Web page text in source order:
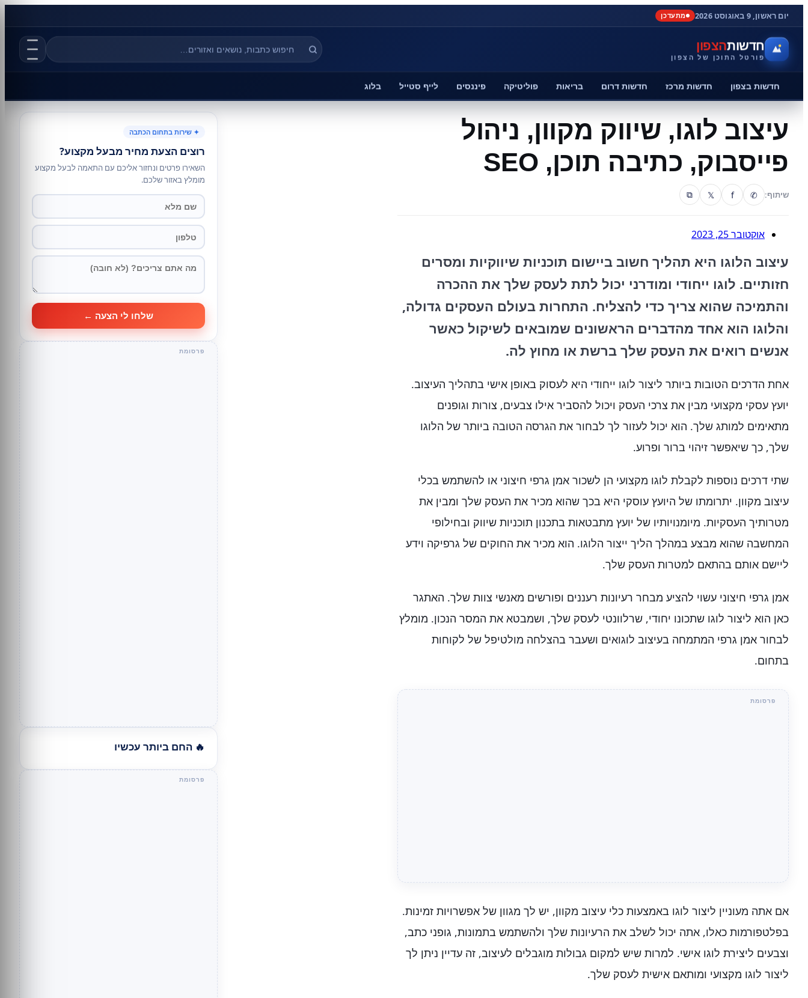
יום ראשון, 9 באוגוסט 2026 מתעדכן
חדשותהצפון
פורטל התוכן של הצפון
חדשות בצפון חדשות מרכז חדשות דרום בריאות פוליטיקה פיננסים לייף סטייל בלוג
עיצוב לוגו, שיווק מקוון, ניהול
פייסבוק, כתיבה תוכן, SEO
שיתוף: ✆
f
𝕏
⧉
אוקטובר 25, 2023
עיצוב הלוגו היא תהליך חשוב ביישום תוכניות שיווקיות ומסרים
חזותיים. לוגו ייחודי ומודרני יכול לתת לעסק שלך את ההכרה
והתמיכה שהוא צריך כדי להצליח. התחרות בעולם העסקים גדולה,
והלוגו הוא אחד מהדברים הראשונים שמובאים לשיקול כאשר
אנשים רואים את העסק שלך ברשת או מחוץ לה.
אחת הדרכים הטובות ביותר ליצור לוגו ייחודי היא לעסוק באופן אישי בתהליך העיצוב.
יועץ עסקי מקצועי מבין את צרכי העסק ויכול להסביר אילו צבעים, צורות וגופנים
מתאימים למותג שלך. הוא יכול לעזור לך לבחור את הגרסה הטובה ביותר של הלוגו
שלך, כך שיאפשר זיהוי ברור ופרוע.
שתי דרכים נוספות לקבלת לוגו מקצועי הן לשכור אמן גרפי חיצוני או להשתמש בכלי
עיצוב מקוון. יתרומתו של היועץ עוסקי היא בכך שהוא מכיר את העסק שלך ומבין את
מטרותיך העסקיות. מיומנויותיו של יועץ מתבטאות בתכנון תוכניות שיווק ובחילופי
המחשבה שהוא מבצע במהלך הליך ייצור הלוגו. הוא מכיר את החוקים של גרפיקה וידע
ליישם אותם בהתאם למטרות העסק שלך.
אמן גרפי חיצוני עשוי להציע מבחר רעיונות רעננים ופורשים מאנשי צוות שלך. האתגר
כאן הוא ליצור לוגו שתכונו יחודי, שרלוונטי לעסק שלך, ושמבטא את המסר הנכון. מומלץ
לבחור אמן גרפי המתמחה בעיצוב לוגואים ושעבר בהצלחה מולטיפל של לקוחות
בתחום.
אם אתה מעוניין ליצור לוגו באמצעות כלי עיצוב מקוון, יש לך מגוון של אפשרויות זמינות.
בפלטפורמות כאלו, אתה יכול לשלב את הרעיונות שלך ולהשתמש בתמונות, גופני כתב,
וצבעים ליצירת לוגו אישי. למרות שיש למקום גבולות מוגבלים לעיצוב, זה עדיין ניתן לך
ליצור לוגו מקצועי ומותאם אישית לעסק שלך.
✦ שירות בתחום הכתבה
רוצים הצעת מחיר מבעל מקצוע?
השאירו פרטים ונחזור אליכם עם התאמה לבעל מקצוע
מומלץ באזור שלכם.
שלחו לי הצעה ←
🔥 החם ביותר עכשיו